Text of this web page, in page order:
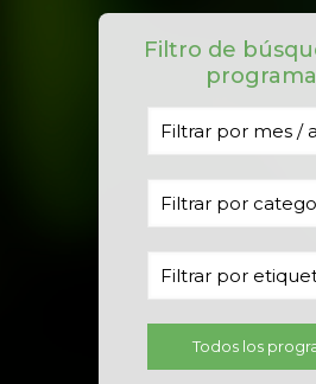
Filtro de
Todos los